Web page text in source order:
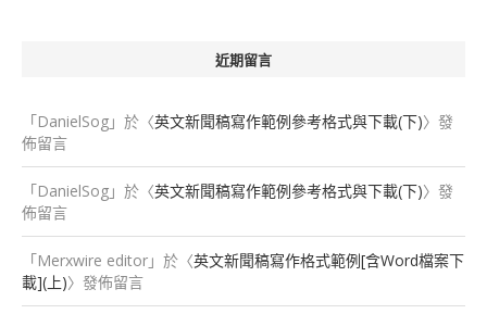
近期留言
「DanielSog 」於〈英文新聞稿寫作範例參考格式與下載(下)〉發
佈留言
「DanielSog 」於〈英文新聞稿寫作範例參考格式與下載(下)〉發
佈留言
「Merxwire editor 」於〈英文新聞稿寫作格式範例[含Word檔案下
載](上)〉發佈留言